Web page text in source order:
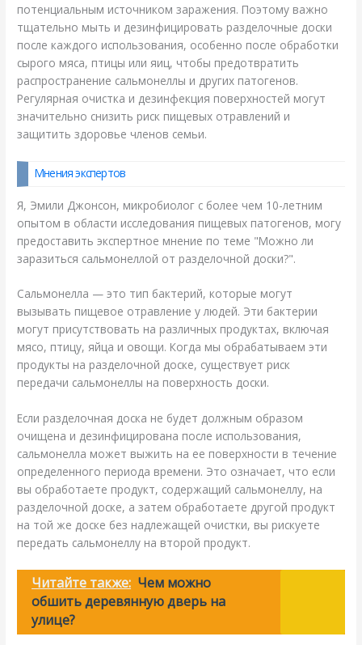
потенциальным источником заражения. Поэтому важно
тщательно мыть и дезинфицировать разделочные доски
после каждого использования, особенно после обработки
сырого мяса, птицы или яиц, чтобы предотвратить
распространение сальмонеллы и других патогенов.
Регулярная очистка и дезинфекция поверхностей могут
значительно снизить риск пищевых отравлений и
защитить здоровье членов семьи.
Мнения экспертов
Я, Эмили Джонсон, микробиолог с более чем 10-летним
опытом в области исследования пищевых патогенов, могу
предоставить экспертное мнение по теме "Можно ли
заразиться сальмонеллой от разделочной доски?".
Сальмонелла — это тип бактерий, которые могут
вызывать пищевое отравление у людей. Эти бактерии
могут присутствовать на различных продуктах, включая
мясо, птицу, яйца и овощи. Когда мы обрабатываем эти
продукты на разделочной доске, существует риск
передачи сальмонеллы на поверхность доски.
Если разделочная доска не будет должным образом
очищена и дезинфицирована после использования,
сальмонелла может выжить на ее поверхности в течение
определенного периода времени. Это означает, что если
вы обработаете продукт, содержащий сальмонеллу, на
разделочной доске, а затем обработаете другой продукт
на той же доске без надлежащей очистки, вы рискуете
передать сальмонеллу на второй продукт.
Читайте также: Чем можно
обшить деревянную дверь на
улице?